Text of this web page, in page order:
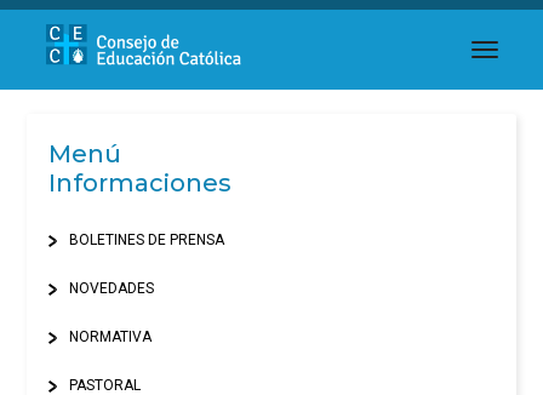
Menú
Informaciones
BOLETINES DE PRENSA
NOVEDADES
NORMATIVA
PASTORAL